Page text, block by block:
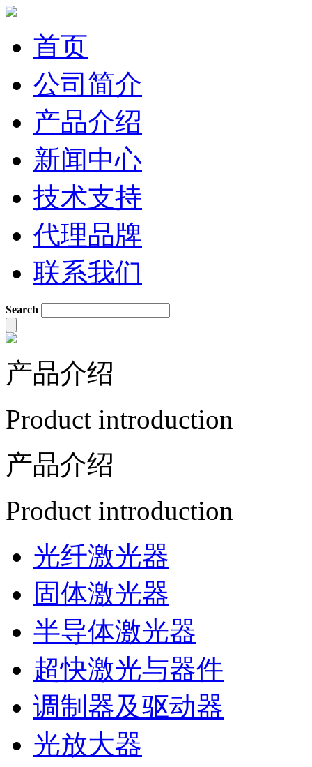
首页
公司简介
产品介绍
新闻中心
技术支持
代理品牌
联系我们
Search
产品介绍
Product introduction
产品介绍
Product introduction
光纤激光器
固体激光器
半导体激光器
超快激光与器件
调制器及驱动器
光放大器